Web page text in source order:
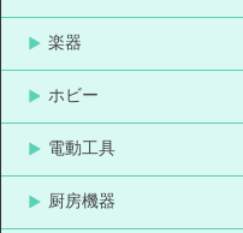
楽器
ホビー
電動工具
厨房機器